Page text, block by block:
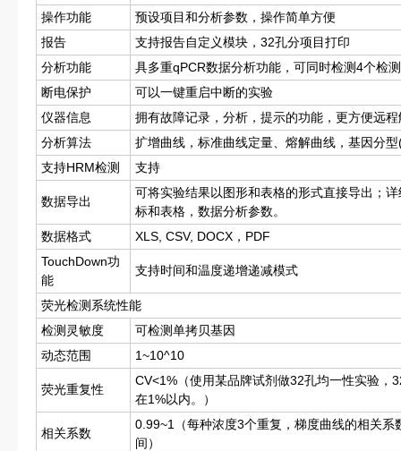
操作功能
预设项目和分析参数，操作简单方便
报告
支持报告自定义模块，32孔分项目打印
分析功能
具多重qPCR数据分析功能，可同时检测4个检
断电保护
可以一键重启中断的实验
仪器信息
拥有故障记录，分析，提示的功能，更方便远
分析算法
扩增曲线，标准曲线定量、熔解曲线，基因分
支持HRM检测
支持
数据导出
可将实验结果以图形和表格的形式直接导出；
标和表格，数据分析参数。
数据格式
XLS, CSV, DOCX，PDF
TouchDown功
能
支持时间和温度递增递减模式
荧光检测系统性能
检测灵敏度
可检测单拷贝基因
动态范围
1~10^10
荧光重复性
CV<1%（使用某品牌试剂做32孔均一性实验，
在1%以内。）
相关系数
0.99~1（每种浓度3个重复，梯度曲线的相关
间）